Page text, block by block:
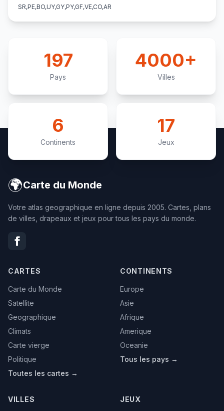
SR,PE,BO,UY,GY,PY,GF,VE,CO,AR
197
Pays
4000+
Villes
6
Continents
17
Jeux
🌍Carte du Monde
Votre atlas geographique en ligne depuis 2005. Cartes, plans
de villes, drapeaux et jeux pour tous les pays du monde.
CARTES
Carte du Monde
Satellite
Geographique
Climats
Carte vierge
Politique
Toutes les cartes →
CONTINENTS
Europe
Asie
Afrique
Amerique
Oceanie
Tous les pays →
VILLES JEUX